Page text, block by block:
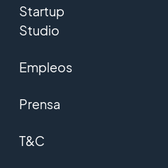
Startup
Studio
Empleos
Prensa
T&C